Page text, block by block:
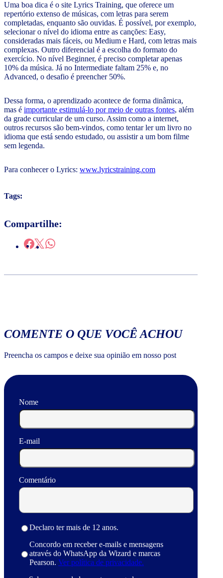
Uma boa dica é o site Lyrics Training, que oferece um
repertório extenso de músicas, com letras para serem
completadas, enquanto são ouvidas. É possível, por exemplo,
selecionar o nível do idioma entre as canções: Easy,
consideradas mais fáceis, ou Medium e Hard, com letras mais
complexas. Outro diferencial é a escolha do formato do
exercício. No nível Beginner, é preciso completar apenas
10% da música. Já no Intermediate faltam 25% e, no
Advanced, o desafio é preencher 50%.
Dessa forma, o aprendizado acontece de forma dinâmica,
mas é importante estimulá-lo por meio de outras fontes, além
da grade curricular de um curso. Assim como a internet,
outros recursos são bem-vindos, como tentar ler um livro no
idioma que está sendo estudado, ou assistir a um bom filme
sem legenda.
Para conhecer o Lyrics: www.lyricstraining.com
Tags:
Compartilhe:
COMENTE O QUE VOCÊ ACHOU
Preencha os campos e deixe sua opinião em nosso post
Nome
E-mail
Comentário
Declaro ter mais de 12 anos.
Concordo em receber e-mails e mensagens
através do WhatsApp da Wizard e marcas
Pearson. Ver política de privacidade.